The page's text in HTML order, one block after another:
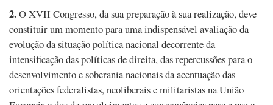
2.O XVII Congresso, da sua preparação à sua realização, deve
constituir um momento para uma indispensável avaliação da
evolução da situação política nacional decorrente da
intensificação das políticas de direita, das repercussões para o
desenvolvimento e soberania nacionais da acentuação das
orientações federalistas, neoliberais e militaristas na União